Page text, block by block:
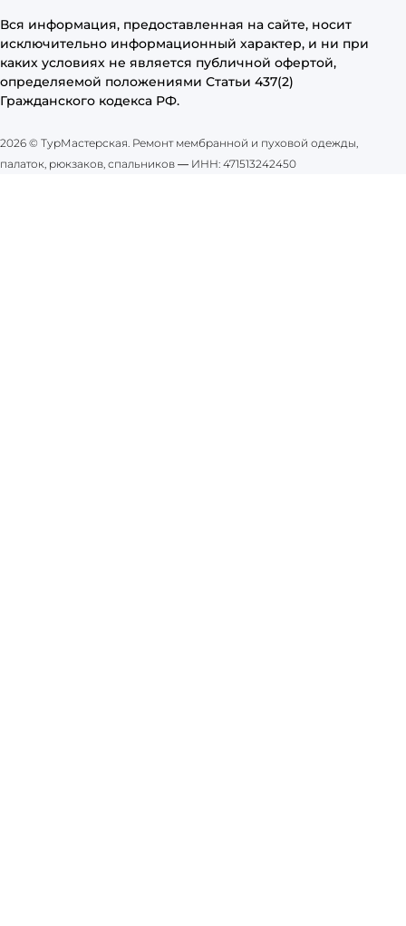
Вся информация, предоставленная на сайте, носит
исключительно информационный характер, и ни при
каких условиях не является публичной офертой,
определяемой положениями Статьи 437(2)
Гражданского кодекса РФ.
2026 © ТурМастерская. Ремонт мембранной и пуховой одежды,
палаток, рюкзаков, спальников — ИНН: 471513242450